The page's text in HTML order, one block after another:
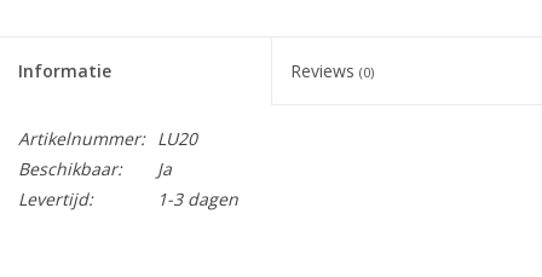
Informatie Reviews (0)
Artikelnummer: LU20
Beschikbaar:
Ja
Levertijd:
1-3 dagen